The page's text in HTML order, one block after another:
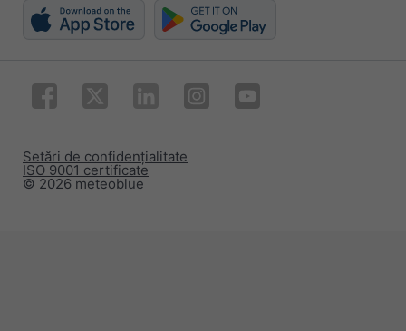
© 2026 meteoblue
ISO 9001 certificate
Setări de confidențialitate